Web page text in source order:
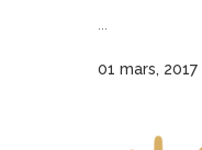
01 mars, 2017